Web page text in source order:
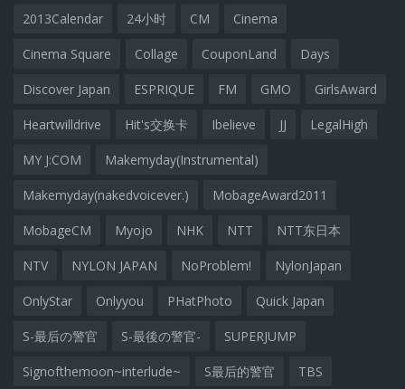
2013Calendar 24小时 CM Cinema
Cinema Square Collage CouponLand Days
Discover Japan ESPRIQUE FM GMO GirlsAward
Heartwilldrive Hit's交换卡 Ibelieve JJ LegalHigh
MY J:COM Makemyday(Instrumental)
Makemyday(nakedvoicever.) MobageAward2011
MobageCM Myojo NHK NTT NTT东日本
NTV NYLON JAPAN NoProblem! NylonJapan
OnlyStar Onlyyou PHatPhoto Quick Japan
S-最后の警官 S-最後の警官- SUPERJUMP
Signofthemoon~interlude~ S最后的警官 TBS